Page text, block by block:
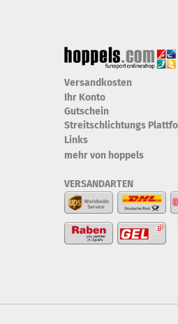
Versandkosten
Ihr Konto
Gutschein
Streitschlichtungs
Links
mehr von hoppels
VERSANDARTEN